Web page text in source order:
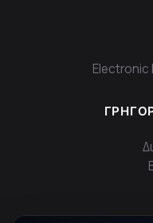
Electronic